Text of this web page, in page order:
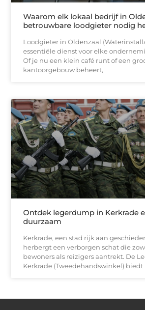
Waarom elk lokaal bedrijf in
betrouwbare loodgieter nodig
Loodgieter in Oldenzaal
essentiële dienst voor elke
Of je nu een klein café runt of een
kantoorgebouw beheert,
Ontdek legerdump in Kerkrade
duurzaam
Kerkrade, een stad rijk aan
herbergt een verborgen schat die
bewoners als reizigers aantrekt. De
Kerkrade (Tweedehandswinkel) biedt